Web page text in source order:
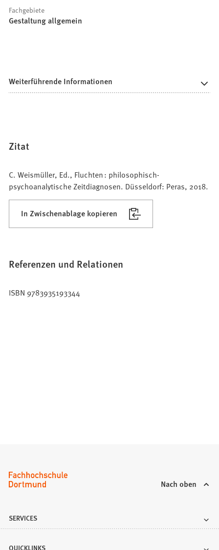
Fachgebiete
Gestaltung allgemein
Weiterführende Informationen
Zitat
C. Weismüller, Ed., Fluchten : philosophisch-
psychoanalytische Zeitdiagnosen. Düsseldorf: Peras, 2018.
In Zwischenablage kopieren
Referenzen und Relationen
ISBN 9783935193344
Nach oben
SERVICES
QUICKLINKS